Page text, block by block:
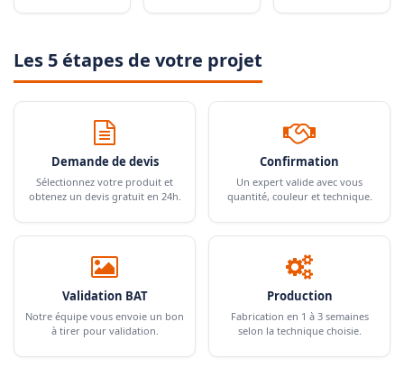
Les 5 étapes de votre projet
Demande de devis
Sélectionnez votre produit et
obtenez un devis gratuit en 24h.
Confirmation
Un expert valide avec vous
quantité, couleur et technique.
Validation BAT
Notre équipe vous envoie un bon
à tirer pour validation.
Production
Fabrication en 1 à 3 semaines
selon la technique choisie.